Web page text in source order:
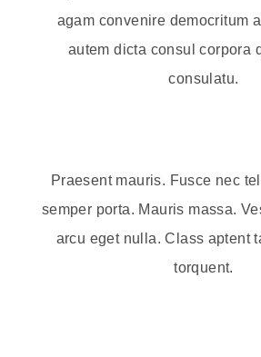
agam convenire democritum
autem dicta consul corpora
consulatu.
Praesent mauris. Fusce nec
semper porta. Mauris massa.
arcu eget nulla. Class aptent
torquent.